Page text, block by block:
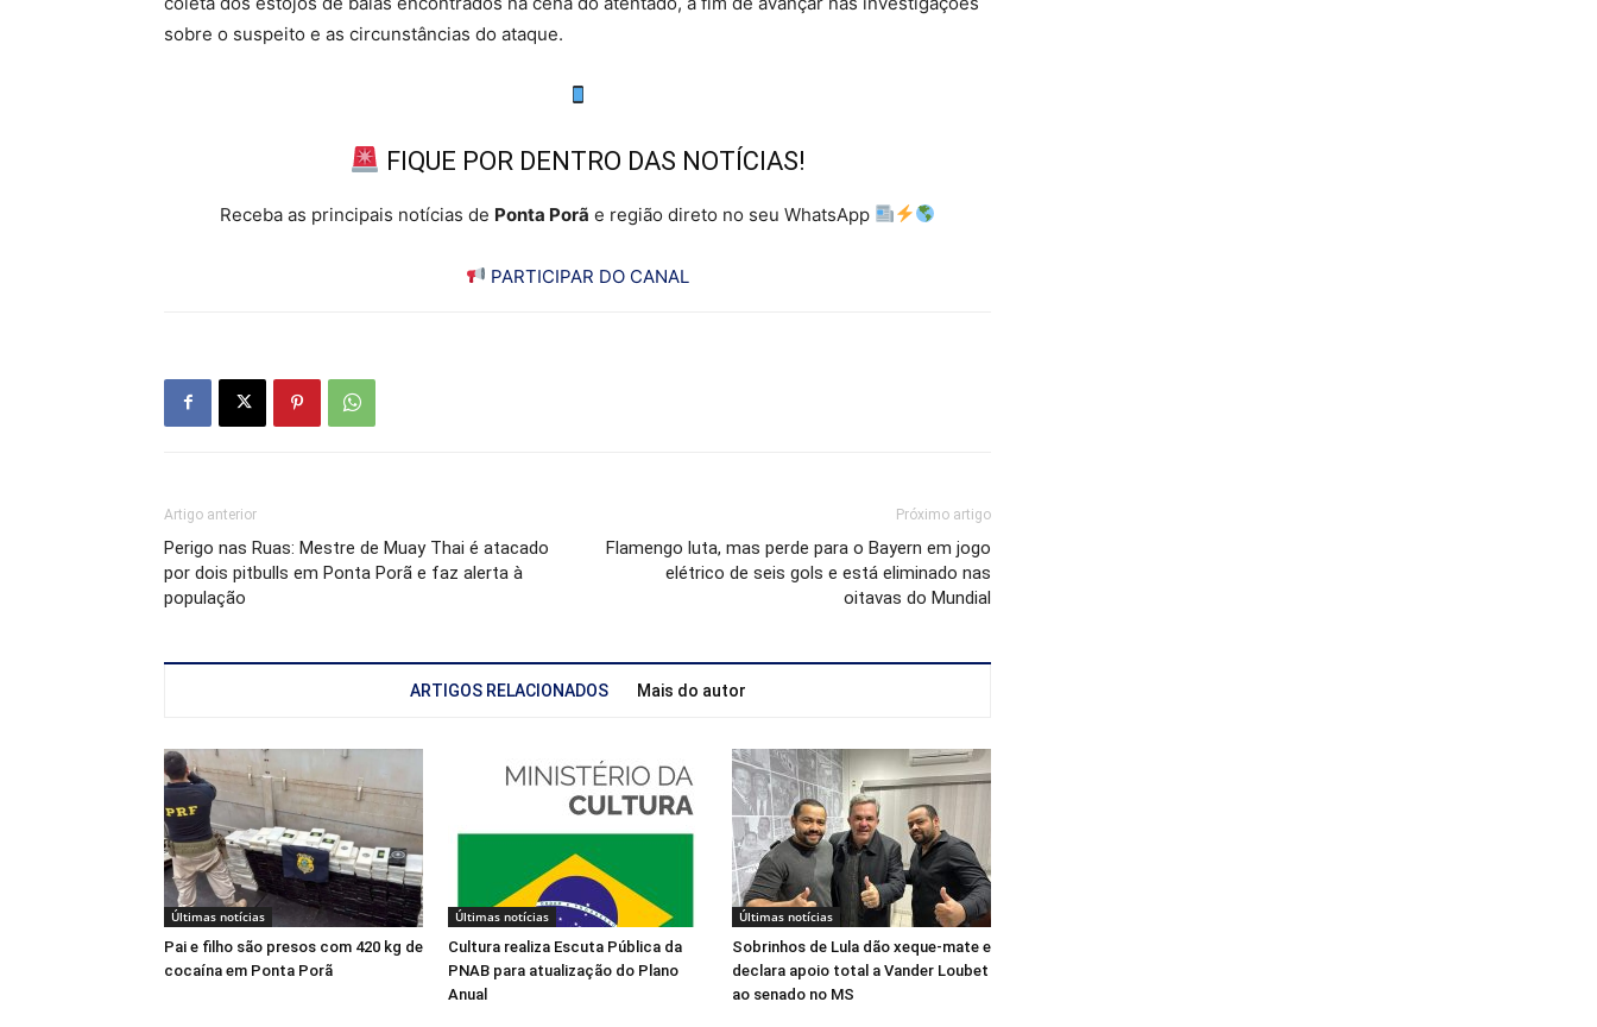
sobre o suspeito e as circunstâncias do ataque.
FIQUE POR DENTRO DAS NOTÍCIAS!
Receba as principais notícias de Ponta Porã e região direto no seu WhatsApp
PARTICIPAR DO CANAL
Artigo anterior
Perigo nas Ruas: Mestre de Muay Thai é atacado
por dois pitbulls em Ponta Porã e faz alerta à
população
Próximo artigo
Flamengo luta, mas perde para o Bayern em jogo
elétrico de seis gols e está eliminado nas
oitavas do Mundial
ARTIGOS RELACIONADOS Mais do autor
Últimas notícias
Pai e filho são presos com 420 kg de
cocaína em Ponta Porã
Últimas notícias
Cultura realiza Escuta Pública da
PNAB para atualização do Plano
Anual
Últimas notícias
Sobrinhos de Lula dão xeque-mate e
declara apoio total a Vander Loubet
ao senado no MS